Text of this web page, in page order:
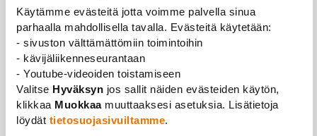
Käytämme evästeitä jotta voimme palvella sinua
parhaalla mahdollisella tavalla. Evästeitä käytetään:
- sivuston välttämättömiin toimintoihin
- kävijäliikenneseurantaan
- Youtube-videoiden toistamiseen
Valitse Hyväksyn jos sallit näiden evästeiden käytön,
klikkaa Muokkaamuuttaaksesi asetuksia. Lisätietoja
löydät tietosuojasivuiltamme.
toteutetaan ainoastaan etäyhteydellä (eli huom.
virallisella kokouspaikalla virkistysohjelmaan
osallistuminen ei ole mahdollista).
Pyydämme ilmoittautumisia kokoukseen viimeistään
15.4.2020 Tonille osoitteeseen:
byteheaven(at)gmail.com. Kerro ilmoittautumisen
yhteydessä, a) osallistutko kokoukseen etäyhteydellä,